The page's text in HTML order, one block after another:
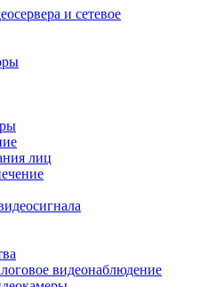
и сетевое
лиц
видеонаблюдение